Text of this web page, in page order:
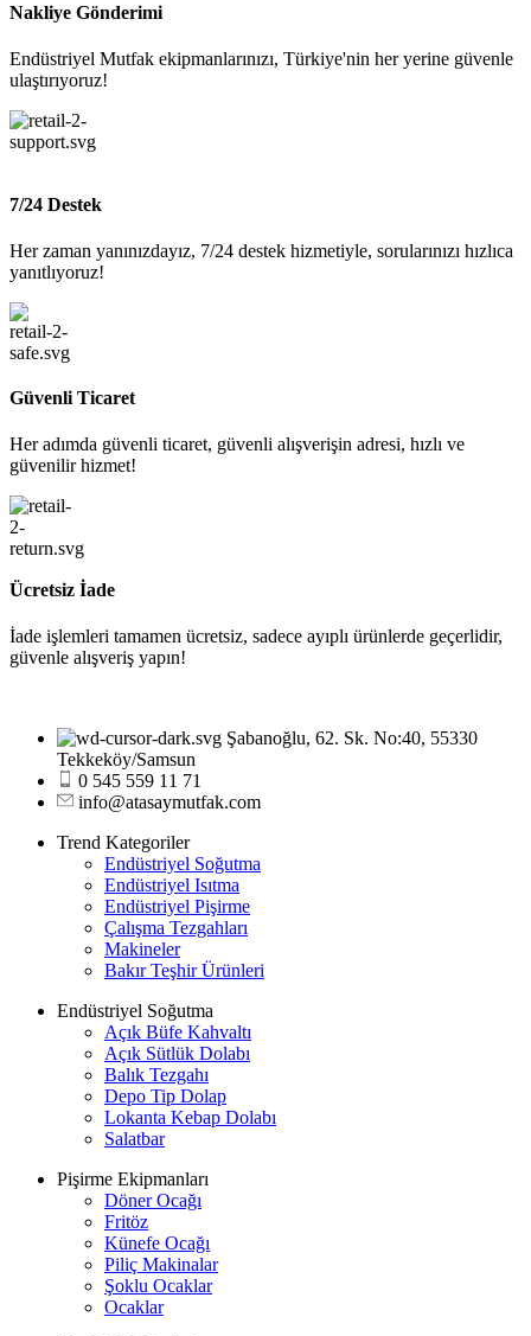
Nakliye Gönderimi
Endüstriyel Mutfak ekipmanlarınızı, Türkiye'nin her yerine güvenle
ulaştırıyoruz!
7/24 Destek
Her zaman yanınızdayız, 7/24 destek hizmetiyle, sorularınızı hızlıca
yanıtlıyoruz!
Güvenli Ticaret
Her adımda güvenli ticaret, güvenli alışverişin adresi, hızlı ve
güvenilir hizmet!
Ücretsiz İade
İade işlemleri tamamen ücretsiz, sadece ayıplı ürünlerde geçerlidir,
güvenle alışveriş yapın!
Şabanoğlu, 62. Sk. No:40, 55330
Tekkeköy/Samsun
0 545 559 11 71
info@atasaymutfak.com
Trend Kategoriler
Endüstriyel Soğutma
Endüstriyel Isıtma
Endüstriyel Pişirme
Çalışma Tezgahları
Makineler
Bakır Teşhir Ürünleri
Endüstriyel Soğutma
Açık Büfe Kahvaltı
Açık Sütlük Dolabı
Balık Tezgahı
Depo Tip Dolap
Lokanta Kebap Dolabı
Salatbar
Pişirme Ekipmanları
Döner Ocağı
Fritöz
Künefe Ocağı
Piliç Makinalar
Şoklu Ocaklar
Ocaklar